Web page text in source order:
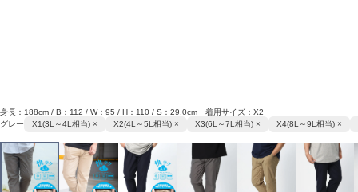
身長：188cm / B：112 / W：95 / H：110 / S：29.0cm 着用サイズ：X2
グレー
X1(3L～4L相当) × X2(4L～5L相当) × X3(6L～7L相当) × X4(8L～9L相当) ×